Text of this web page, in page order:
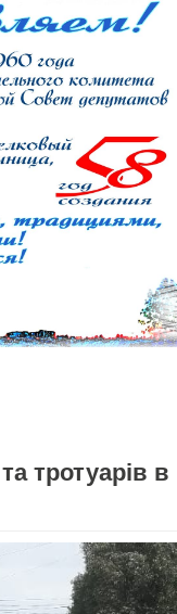
тротуарів в